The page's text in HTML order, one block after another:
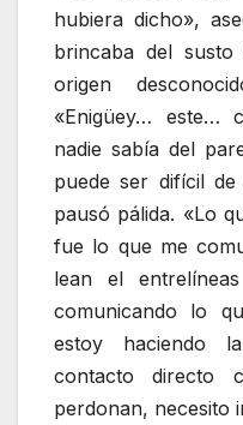
hubiera dicho»,
brincaba del susto
origen
«Enigüey… este…
nadie sabía del
puede ser difícil
pausó pálida. «Lo
fue lo que me
lean el
comunicando lo
estoy haciendo
contacto directo
perdonan, necesito